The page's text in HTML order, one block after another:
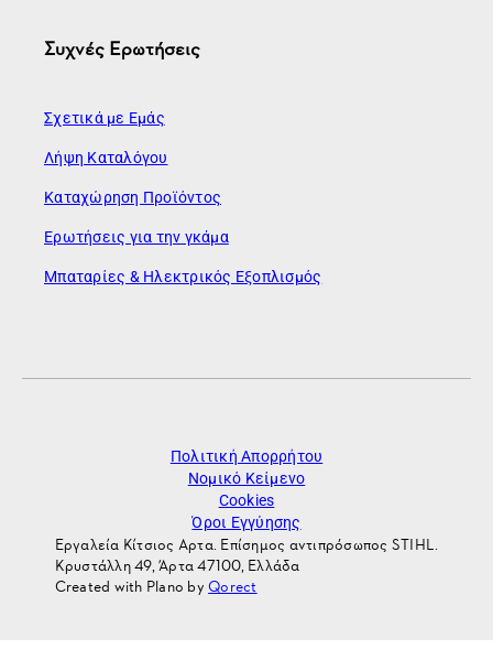
Συχνές Ερωτήσεις
Σχετικά με Εμάς
Λήψη Καταλόγου
Καταχώρηση Προϊόντος
Ερωτήσεις για την γκάμα
Μπαταρίες & Ηλεκτρικός Εξοπλισμός
Πολιτική Απορρήτου
Νομικό Κείμενο
Cookies
Όροι Εγγύησης
Εργαλεία Κίτσιος Αρτα. Επίσημος αντιπρόσωπος STIHL.
Κρυστάλλη 49, Άρτα 47100, Ελλάδα
Created with Plano byQorect